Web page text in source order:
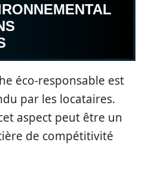
éco-responsable est
par les locataires.
aspect peut être un
de compétitivité